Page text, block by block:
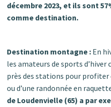
décembre 2023, et ils sont
comme destination.
Destination montagne : En
les amateurs de sports d’hiver
près des stations pour profiter
ou d’une randonnée en
de Loudenvielle (65) a par